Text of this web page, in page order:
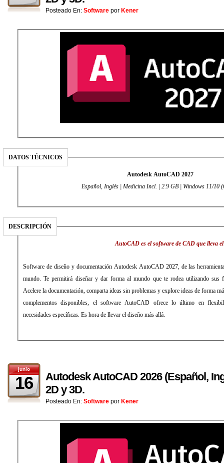
Posteado En: Software por Kener
DATOS TÉCNICOS
Autodesk AutoCAD 2027
Español, Inglés | Medicina Incl. | 2.9 GB | Windows 11/10
DESCRIPCIÓN
AutoCAD es el software de CAD que lleva
Software de diseño y documentación Autodesk AutoCAD 2027, de las
mundo. Te permitirá diseñar y dar forma al mundo que te rodea utilizando sus
Acelere la documentación, comparta ideas sin problemas y explore ideas de forma
complementos disponibles, el software AutoCAD ofrece lo último en
necesidades específicas. Es hora de llevar el diseño más allá.
junio
16
Autodesk AutoCAD 2026 (Español,
2D y 3D.
Posteado En: Software por Kener